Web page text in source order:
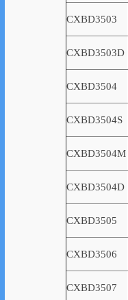
CXBD3503
CXBD3503D
CXBD3504
CXBD3504S
CXBD3504M
CXBD3504D
CXBD3505
CXBD3506
CXBD3507